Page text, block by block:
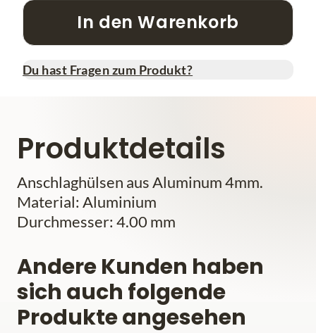
In den Warenkorb
Du hast Fragen zum Produkt?
Produktdetails
Anschlaghülsen aus Aluminum 4mm.
Material: Aluminium
Durchmesser: 4.00 mm
Andere Kunden haben
sich auch folgende
Produkte angesehen